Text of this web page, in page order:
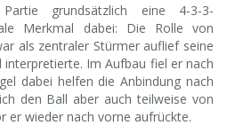
grundsätzlich eine 4-3-3-
Merkmal dabei: Die Rolle von
als zentraler Stürmer auflief seine
interpretierte. Im Aufbau fiel er nach
dabei helfen die Anbindung nach
den Ball aber auch teilweise von
er wieder nach vorne aufrückte.